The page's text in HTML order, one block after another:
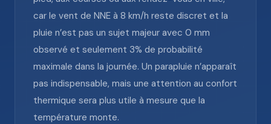
car le vent de NNE à 8 km/h reste discret et la
pluie n’est pas un sujet majeur avec 0 mm
observé et seulement 3% de probabilité
maximale dans la journée. Un parapluie n’apparaît
pas indispensable, mais une attention au confort
thermique sera plus utile à mesure que la
température monte.